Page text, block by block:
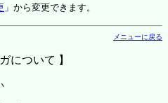
」から変更できます。
メニューに戻る
について 】